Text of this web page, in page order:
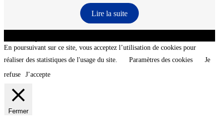
Lire la suite
En poursuivant sur ce site, vous acceptez l’utilisation de cookies pour
réaliser des statistiques de l'usage du site.
Paramètres des cookies
Je
refuse
J’accepte
Fermer